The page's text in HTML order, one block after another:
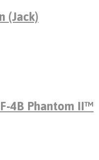
(Jack)
4B Phantom II™